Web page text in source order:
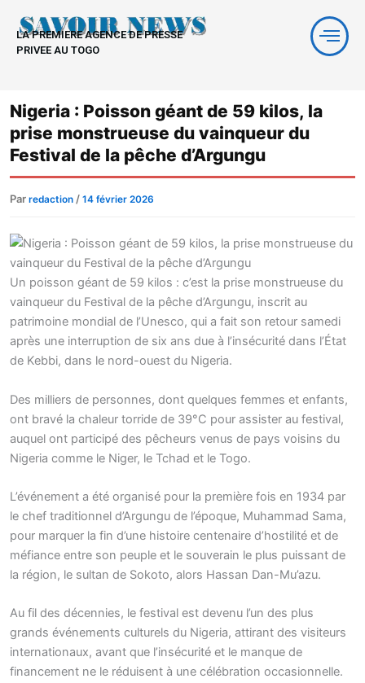
contenu
LA PREMIERE AGENCE DE PRESSE
PRIVEE AU TOGO
Nigeria : Poisson géant de 59 kilos, la
prise monstrueuse du vainqueur du
Festival de la pêche d’Argungu
Par redaction / 14 février 2026
Un poisson géant de 59 kilos : c’est la prise monstrueuse du
vainqueur du Festival de la pêche d’Argungu, inscrit au
patrimoine mondial de l’Unesco, qui a fait son retour samedi
après une interruption de six ans due à l’insécurité dans l’État
de Kebbi, dans le nord-ouest du Nigeria.
Des milliers de personnes, dont quelques femmes et enfants,
ont bravé la chaleur torride de 39°C pour assister au festival,
auquel ont participé des pêcheurs venus de pays voisins du
Nigeria comme le Niger, le Tchad et le Togo.
L’événement a été organisé pour la première fois en 1934 par
le chef traditionnel d’Argungu de l’époque, Muhammad Sama,
pour marquer la fin d’une histoire centenaire d’hostilité et de
méfiance entre son peuple et le souverain le plus puissant de
la région, le sultan de Sokoto, alors Hassan Dan-Mu’azu.
Au fil des décennies, le festival est devenu l’un des plus
grands événements culturels du Nigeria, attirant des visiteurs
internationaux, avant que l’insécurité et le manque de
financement ne le réduisent à une célébration occasionnelle.